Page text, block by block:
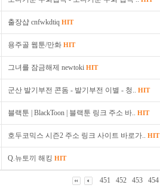
출장샵 cnfwkdtiq HIT
용주골 웹툰/만화 HIT
그녀를 잠금해제 newtoki HIT
군산 발기부전 콘돔 - 발기부전 이별 - 청.. HIT
블랙툰 | BlackToon | 블랙툰 링크 주소 바.. HIT
호두코믹스 시즌2 주소 링크 사이트 바로가.. HIT
Q.뉴토끼 해킹 HIT
451 452 453 454